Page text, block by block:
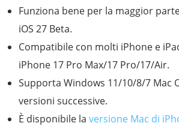
Funziona bene per la maggior
iOS 27 Beta.
Compatibile con molti iPhone e
iPhone 17 Pro Max/17 Pro/17/Air.
Supporta Windows 11/10/8/7 Mac
versioni successive.
È disponibile la versione Mac di